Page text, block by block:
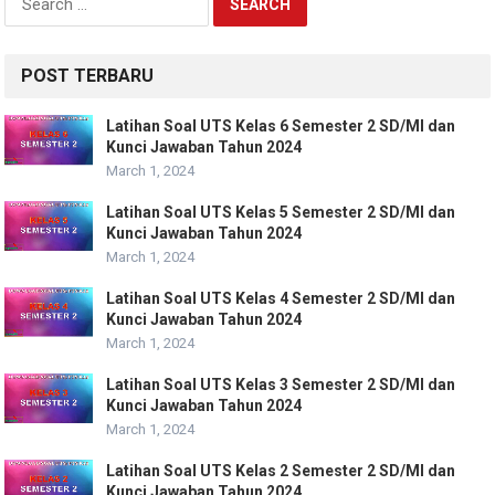
for:
POST TERBARU
Latihan Soal UTS Kelas 6 Semester 2 SD/MI dan
Kunci Jawaban Tahun 2024
March 1, 2024
Latihan Soal UTS Kelas 5 Semester 2 SD/MI dan
Kunci Jawaban Tahun 2024
March 1, 2024
Latihan Soal UTS Kelas 4 Semester 2 SD/MI dan
Kunci Jawaban Tahun 2024
March 1, 2024
Latihan Soal UTS Kelas 3 Semester 2 SD/MI dan
Kunci Jawaban Tahun 2024
March 1, 2024
Latihan Soal UTS Kelas 2 Semester 2 SD/MI dan